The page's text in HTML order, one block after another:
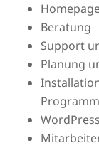
Beratung
Support
Planung